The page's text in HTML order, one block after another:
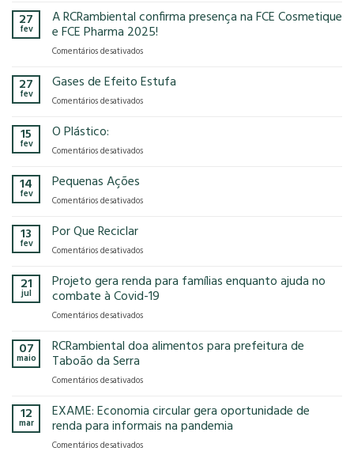
já
parou
para
pensar
impacto
o
tem
27
fev
A RCRambiental confirma presença na FCE Cosmetique
e FCE Pharma 2025!
Comentários desativadosem
RCRambiental
presença
e
2025!
27
fev
Gases de Efeito Estufa
Comentários desativadosem
Estufa
15
fev
O Plástico:
Comentários desativadosem
14
fev
Pequenas Ações
Comentários desativadosem
13
fev
Por Que Reciclar
Comentários desativadosem
Que
Reciclar
21
jul
Projeto gera renda para famílias enquanto ajuda no
combate à Covid-19
Comentários desativadosem
gera
famílias
ajuda
no
à
07
maio
RCRambiental doa alimentos para prefeitura de
Taboão da Serra
Comentários desativadosem
doa
alimentos
para
prefeitura
12
mar
EXAME: Economia circular gera oportunidade de
renda para informais na pandemia
Comentários desativadosem